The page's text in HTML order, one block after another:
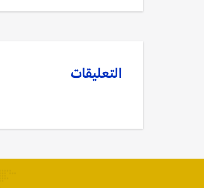
التعليقات